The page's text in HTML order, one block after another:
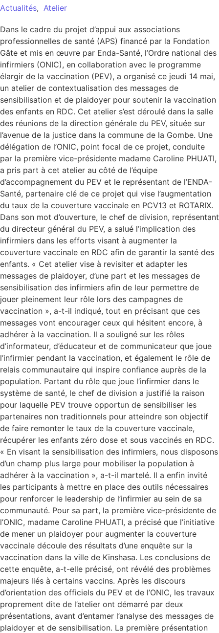
Actualités, Atelier
Dans le cadre du projet d’appui aux associations
professionnelles de santé (APS) financé par la Fondation
Gâte et mis en œuvre par Enda-Santé, l’Ordre national des
infirmiers (ONIC), en collaboration avec le programme
élargir de la vaccination (PEV), a organisé ce jeudi 14 mai,
un atelier de contextualisation des messages de
sensibilisation et de plaidoyer pour soutenir la vaccination
des enfants en RDC. Cet atelier s’est déroulé dans la salle
des réunions de la direction générale du PEV, située sur
l’avenue de la justice dans la commune de la Gombe. Une
délégation de l’ONIC, point focal de ce projet, conduite
par la première vice-présidente madame Caroline PHUATI,
a pris part à cet atelier au côté de l’équipe
d’accompagnement du PEV et le représentant de l’ENDA-
Santé, partenaire clé de ce projet qui vise l’augmentation
du taux de la couverture vaccinale en PCV13 et ROTARIX.
Dans son mot d’ouverture, le chef de division, représentant
du directeur général du PEV, a salué l’implication des
infirmiers dans les efforts visant à augmenter la
couverture vaccinale en RDC afin de garantir la santé des
enfants. « Cet atelier vise à revisiter et adapter les
messages de plaidoyer, d’une part et les messages de
sensibilisation des infirmiers afin de leur permettre de
jouer pleinement leur rôle lors des campagnes de
vaccination », a-t-il indiqué, tout en précisant que ces
messages vont encourager ceux qui hésitent encore, à
adhérer à la vaccination. Il a souligné sur les rôles
d’informateur, d’éducateur et de communicateur que joue
l’infirmier pendant la vaccination, et également le rôle de
relais communautaire qui inspire confiance auprès de la
population. Partant du rôle que joue l’infirmier dans le
système de santé, le chef de division a justifié la raison
pour laquelle PEV trouve opportun de sensibiliser les
partenaires non traditionnels pour atteindre son objectif
de faire remonter le taux de la couverture vaccinale,
récupérer les enfants zéro dose et sous vaccinés en RDC.
« En visant la sensibilisation des infirmiers, nous disposons
d’un champ plus large pour mobiliser la population à
adhérer à la vaccination », a-t-il martelé. Il a enfin invité
les participants à mettre en place des outils nécessaires
pour renforcer le leadership de l’infirmier au sein de sa
communauté. Pour sa part, la première vice-présidente de
l’ONIC, madame Caroline PHUATI, a précisé que l’initiative
de mener un plaidoyer pour augmenter la couverture
vaccinale découle des résultats d’une enquête sur la
vaccination dans la ville de Kinshasa. Les conclusions de
cette enquête, a-t-elle précisé, ont révélé des problèmes
majeurs liés à certains vaccins. Après les discours
d’orientation des officiels du PEV et de l’ONIC, les travaux
proprement dite de l’atelier ont démarré par deux
présentations, avant d’entamer l’analyse des messages de
plaidoyer et de sensibilisation. La première présentation